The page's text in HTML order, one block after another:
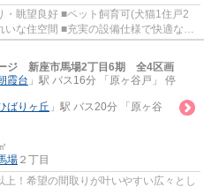
眺望良好 ■ペット飼育可(犬猫1住戸2
いな住空間 ■充実の設備仕様で快適な暮
環境
ージ 新座市馬場2丁目6期 全4区画
霞台 」駅 バス16分 「原ヶ谷戸」 停
ばりヶ丘 」駅 バス20分 「原ヶ谷
場 ２丁目
上！希望の間取りが叶いやすい広々とし